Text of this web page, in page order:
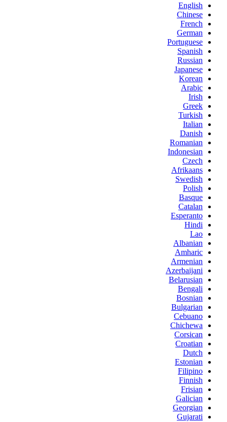
English
Chinese
French
German
Portuguese
Spanish
Russian
Japanese
Korean
Arabic
Irish
Greek
Turkish
Italian
Danish
Romanian
Indonesian
Czech
Afrikaans
Swedish
Polish
Basque
Catalan
Esperanto
Hindi
Lao
Albanian
Amharic
Armenian
Azerbaijani
Belarusian
Bengali
Bosnian
Bulgarian
Cebuano
Chichewa
Corsican
Croatian
Dutch
Estonian
Filipino
Finnish
Frisian
Galician
Georgian
Gujarati